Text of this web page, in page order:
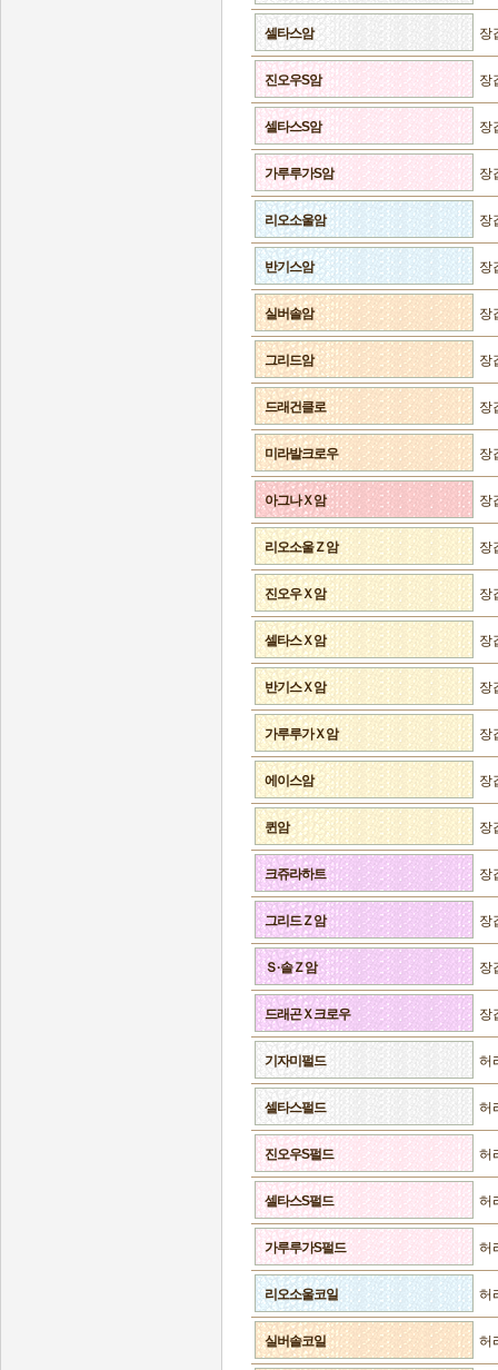
셀타스암 장
진오우S암 장
셀타스S암 장
가루루가S암 장
리오소울암 장
반기스암 장
실버솔암 장
그리드암 장
드래건클로 장
미라발크로우 장
아그나Ｘ암 장
리오소울Ｚ암 장
진오우Ｘ암 장
셀타스Ｘ암 장
반기스Ｘ암 장
가루루가Ｘ암 장
에이스암 장
퀸암 장
크쥬라하트 장
그리드Ｚ암 장
Ｓ·솔Ｚ암 장
드래곤Ｘ크로우 장
기자미펄드 허
셀타스펄드 허
진오우S펄드 허
셀타스S펄드 허
가루루가S펄드 허
리오소울코일 허
실버솔코일 허